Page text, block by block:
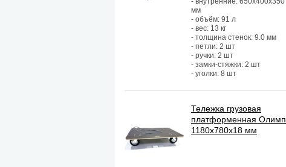
мм
- объём: 91 л
- вес: 13 кг
- толщина стенок: 9.0 мм
- петли: 2 шт
- ручки: 2 шт
- замки-стяжки: 2 шт
- уголки: 8 шт
Тележка грузовая
платформенная Олимп
1180х780х18 мм